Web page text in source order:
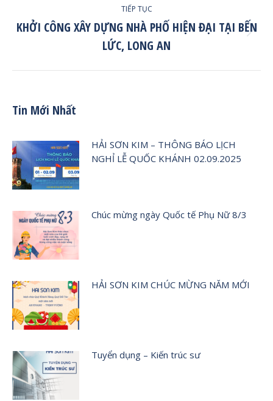
TIẾP TỤC
Tiếp
tục
KHỞI CÔNG XÂY DỰNG NHÀ PHỐ HIỆN ĐẠI TẠI BẾN
LỨC, LONG AN
Tin Mới Nhất
HẢI SƠN KIM – THÔNG BÁO LỊCH
NGHỈ LỄ QUỐC KHÁNH 02.09.2025
Chúc mừng ngày Quốc tế Phụ Nữ 8/3
HẢI SƠN KIM CHÚC MỪNG NĂM MỚI
Tuyển dụng – Kiến trúc sư